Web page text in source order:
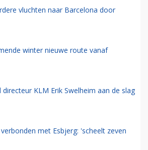
vluchten naar Barcelona door
winter nieuwe route vanaf
KLM Erik Swelheim aan de slag
met Esbjerg: 'scheelt zeven